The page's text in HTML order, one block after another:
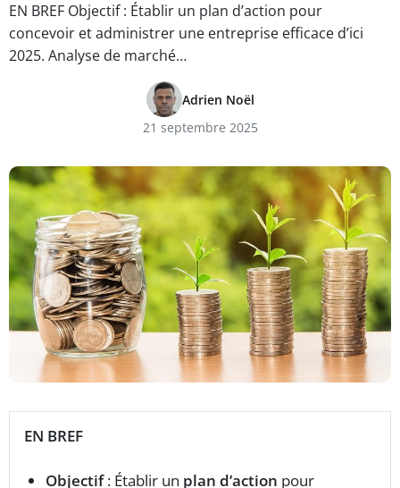
EN BREF Objectif : Établir un plan d’action pour
concevoir et administrer une entreprise efficace d’ici
2025. Analyse de marché…
Adrien Noël
21 septembre 2025
EN BREF
Objectif: Établir un plan d’action pour